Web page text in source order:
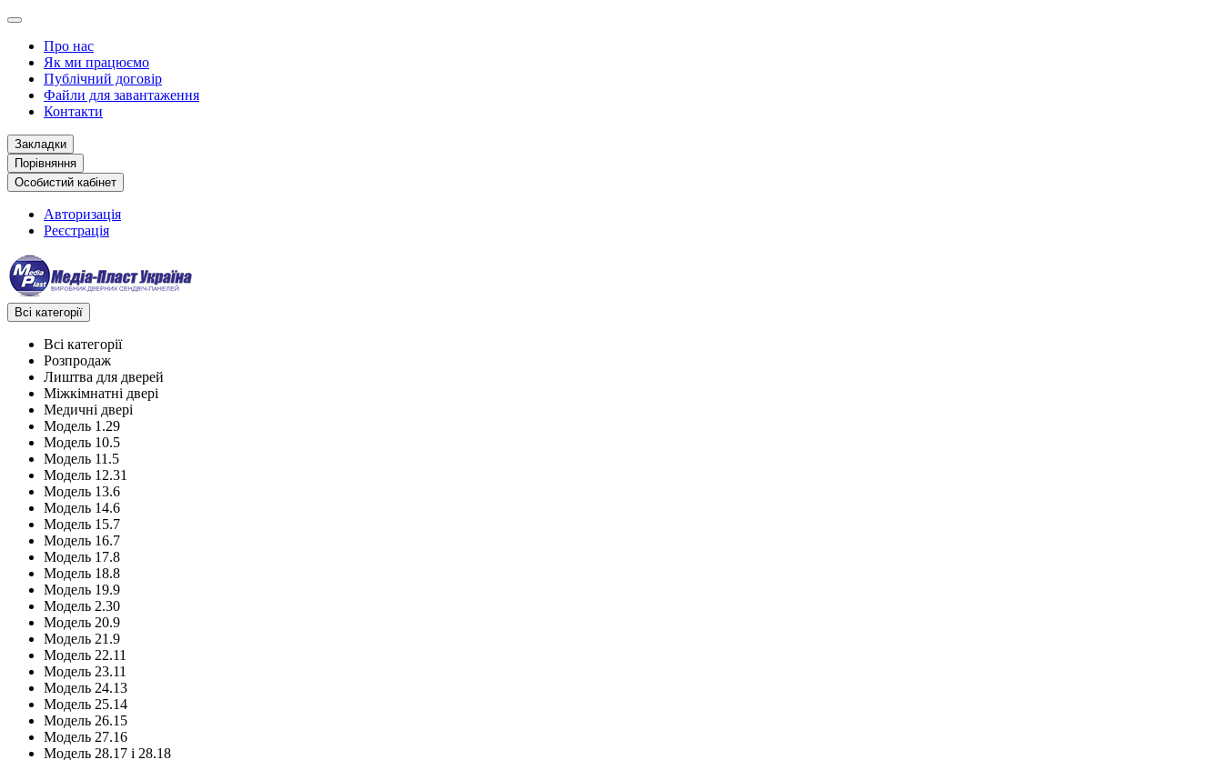
Про нас
Як ми працюємо
Публічний договір
Файли для завантаження
Контакти
Закладки
Порівняння
Особистий кабінет
Авторизація
Реєстрація
Всі категорії
Всі категорії
Розпродаж
Лиштва для дверей
Міжкімнатні двері
Медичні двері
Модель 1.29
Модель 10.5
Модель 11.5
Модель 12.31
Модель 13.6
Модель 14.6
Модель 15.7
Модель 16.7
Модель 17.8
Модель 18.8
Модель 19.9
Модель 2.30
Модель 20.9
Модель 21.9
Модель 22.11
Модель 23.11
Модель 24.13
Модель 25.14
Модель 26.15
Модель 27.16
Модель 28.17 і 28.18